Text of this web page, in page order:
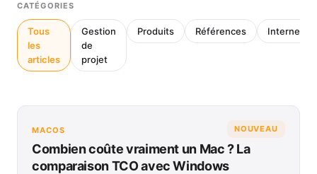
CATÉGORIES
Tous
les
articles
Gestion
de
projet
Produits Références Interne
NOUVEAU
MACOS
Combien coûte vraiment un Mac ? La
comparaison TCO avec Windows